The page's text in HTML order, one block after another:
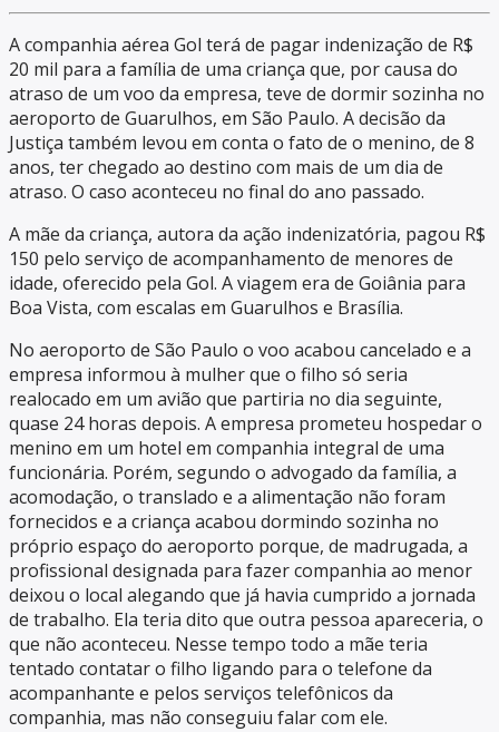
A companhia aérea Gol terá de pagar indenização de R$
20 mil para a família de uma criança que, por causa do
atraso de um voo da empresa, teve de dormir sozinha no
aeroporto de Guarulhos, em São Paulo. A decisão da
Justiça também levou em conta o fato de o menino, de 8
anos, ter chegado ao destino com mais de um dia de
atraso. O caso aconteceu no final do ano passado.
A mãe da criança, autora da ação indenizatória, pagou R$
150 pelo serviço de acompanhamento de menores de
idade, oferecido pela Gol. A viagem era de Goiânia para
Boa Vista, com escalas em Guarulhos e Brasília.
No aeroporto de São Paulo o voo acabou cancelado e a
empresa informou à mulher que o filho só seria
realocado em um avião que partiria no dia seguinte,
quase 24 horas depois. A empresa prometeu hospedar o
menino em um hotel em companhia integral de uma
funcionária. Porém, segundo o advogado da família, a
acomodação, o translado e a alimentação não foram
fornecidos e a criança acabou dormindo sozinha no
próprio espaço do aeroporto porque, de madrugada, a
profissional designada para fazer companhia ao menor
deixou o local alegando que já havia cumprido a jornada
de trabalho. Ela teria dito que outra pessoa apareceria, o
que não aconteceu. Nesse tempo todo a mãe teria
tentado contatar o filho ligando para o telefone da
acompanhante e pelos serviços telefônicos da
companhia, mas não conseguiu falar com ele.